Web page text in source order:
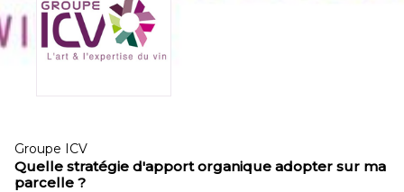
Groupe ICV
Quelle stratégie d'apport organique adopter sur ma
parcelle ?